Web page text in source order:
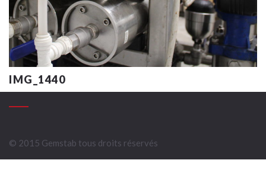
IMG_1440
© 2015 Gemstab tous droits réservés